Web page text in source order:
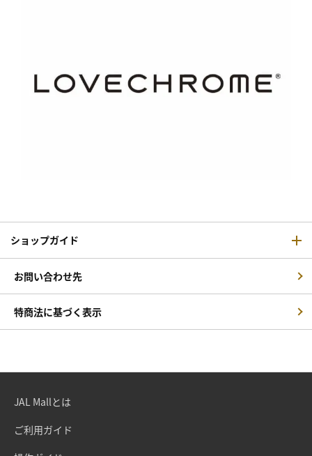
ショップガイド
お問い合わせ先
特商法に基づく表示
JAL Mallとは
ご利用ガイド